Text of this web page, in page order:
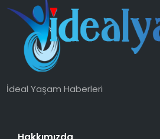
İdeal Yaşam Haberleri